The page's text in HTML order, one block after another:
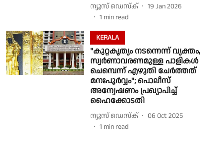
ന്യൂസ് ഡെസ്ക്
19 Jan 2026
1 min read
KERALA
"കുറ്റകൃത്യം നടന്നെന്ന് വ്യക്തം,
സ്വർണാവരണമുള്ള പാളികൾ
ചെമ്പെന്ന് എഴുതി ചേർത്തത്
മനഃപൂർവ്വം"; പൊലീസ്
അന്വേഷണം പ്രഖ്യാപിച്ച്
ഹൈക്കോടതി
ന്യൂസ് ഡെസ്ക്
06 Oct 2025
1 min read